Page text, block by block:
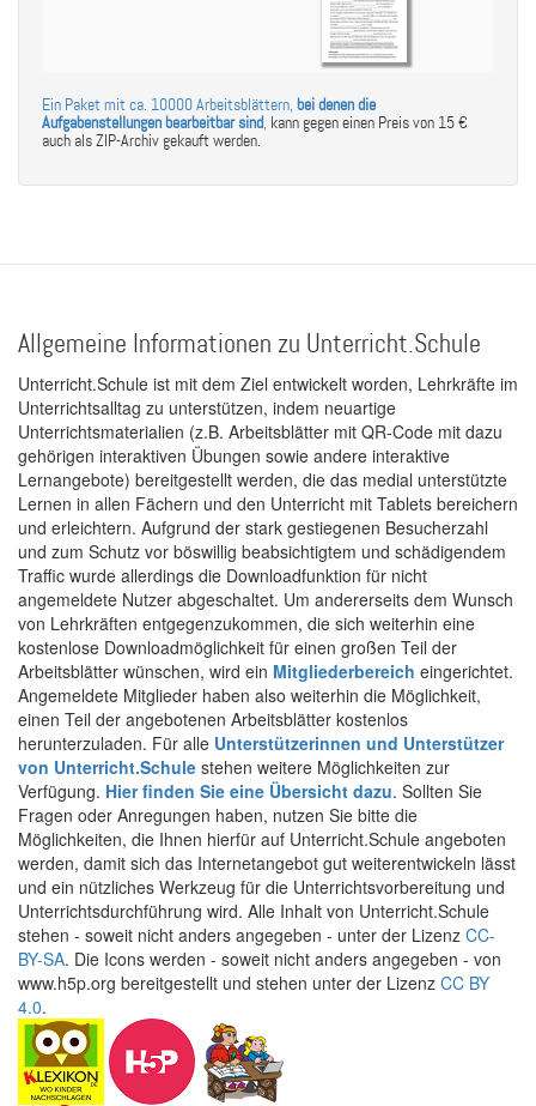
Ein Paket mit ca. 10000 Arbeitsblättern, bei denen die
Aufgabenstellungen bearbeitbar sind, kann gegen einen Preis von 15 €
auch als ZIP-Archiv gekauft werden.
Allgemeine Informationen zu Unterricht.Schule
Unterricht.Schule ist mit dem Ziel entwickelt worden, Lehrkräfte im
Unterrichtsalltag zu unterstützen, indem neuartige
Unterrichtsmaterialien (z.B. Arbeitsblätter mit QR-Code mit dazu
gehörigen interaktiven Übungen sowie andere interaktive
Lernangebote) bereitgestellt werden, die das medial unterstützte
Lernen in allen Fächern und den Unterricht mit Tablets bereichern
und erleichtern. Aufgrund der stark gestiegenen Besucherzahl
und zum Schutz vor böswillig beabsichtigtem und schädigendem
Traffic wurde allerdings die Downloadfunktion für nicht
angemeldete Nutzer abgeschaltet. Um andererseits dem Wunsch
von Lehrkräften entgegenzukommen, die sich weiterhin eine
kostenlose Downloadmöglichkeit für einen großen Teil der
Arbeitsblätter wünschen, wird ein Mitgliederbereich eingerichtet.
Angemeldete Mitglieder haben also weiterhin die Möglichkeit,
einen Teil der angebotenen Arbeitsblätter kostenlos
herunterzuladen. Für alle Unterstützerinnen und Unterstützer
von Unterricht.Schule stehen weitere Möglichkeiten zur
Verfügung. Hier finden Sie eine Übersicht dazu. Sollten Sie
Fragen oder Anregungen haben, nutzen Sie bitte die
Möglichkeiten, die Ihnen hierfür auf Unterricht.Schule angeboten
werden, damit sich das Internetangebot gut weiterentwickeln lässt
und ein nützliches Werkzeug für die Unterrichtsvorbereitung und
Unterrichtsdurchführung wird. Alle Inhalt von Unterricht.Schule
stehen - soweit nicht anders angegeben - unter der Lizenz CC-
BY-SA. Die Icons werden - soweit nicht anders angegeben - von
www.h5p.org bereitgestellt und stehen unter der Lizenz CC BY
4.0.